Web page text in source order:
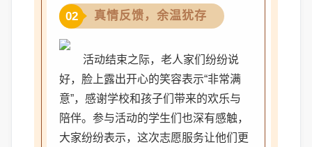
02 真情反馈，余温犹存
活动结束之际，老人家们纷纷说
好，脸上露出开心的笑容表示“非常满
意”，感谢学校和孩子们带来的欢乐与
陪伴。参与活动的学生们也深有感触，
大家纷纷表示，这次志愿服务让他们更